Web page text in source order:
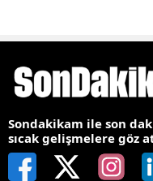
Sondakikam ile son
sıcak gelişmelere göz